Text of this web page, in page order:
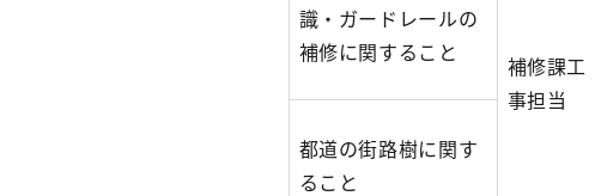
識・ガードレールの
補修に関すること
補修課工
事担当
都道の街路樹に関す
ること